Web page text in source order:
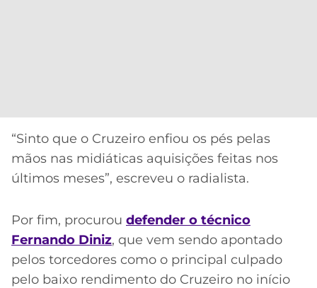
“Sinto que o Cruzeiro enfiou os pés pelas
mãos nas midiáticas aquisições feitas nos
últimos meses”, escreveu o radialista.
Por fim, procurou defender o técnico
Fernando Diniz, que vem sendo apontado
pelos torcedores como o principal culpado
pelo baixo rendimento do Cruzeiro no início